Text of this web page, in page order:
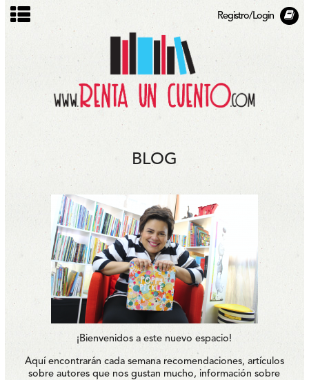
Registro/Login
BLOG
¡Bienvenidos a este nuevo espacio!
Aquí encontrarán cada semana recomendaciones, artículos
sobre autores que nos gustan mucho, información sobre